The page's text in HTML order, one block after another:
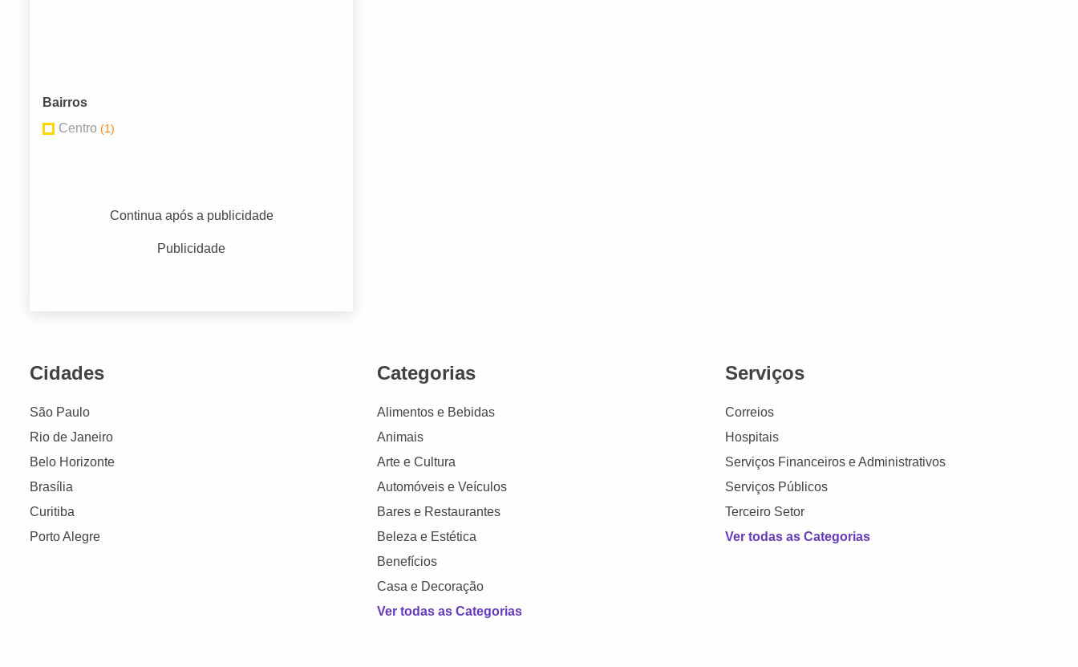
Bairros
Centro (1)
Continua após a publicidade
Publicidade
Cidades
São Paulo
Rio de Janeiro
Belo Horizonte
Brasília
Curitiba
Porto Alegre
Categorias
Alimentos e Bebidas
Animais
Arte e Cultura
Automóveis e Veículos
Bares e Restaurantes
Beleza e Estética
Benefícios
Casa e Decoração
Ver todas as Categorias
Serviços
Correios
Hospitais
Serviços Financeiros e Administrativos
Serviços Públicos
Terceiro Setor
Ver todas as Categorias